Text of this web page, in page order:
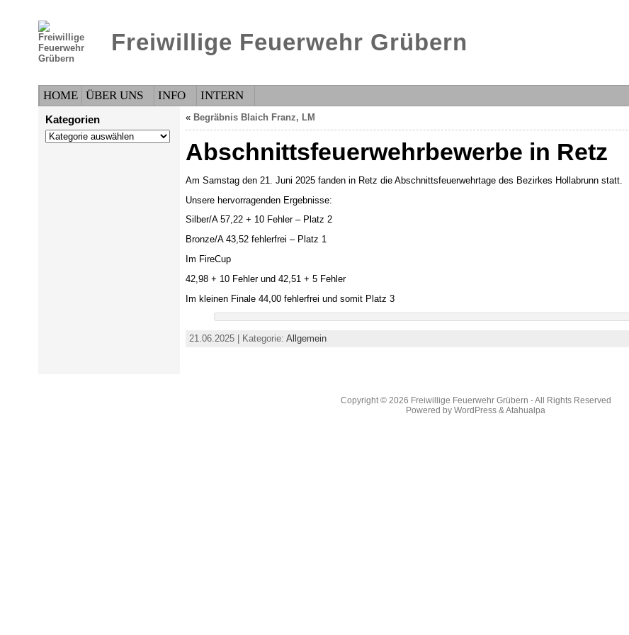
Freiwillige Feuerwehr Grübern
HOME ÜBER UNS INFO INTERN
Kategorien
Kategorien
« Begräbnis Blaich Franz, LM
Abschnittsfeuerwehrbewerbe in Retz
Am Samstag den 21. Juni 2025 fanden in Retz die Abschnittsfeuerwehrtage des Bezirkes Hollabrunn statt.
Unsere hervorragenden Ergebnisse:
Silber/A 57,22 + 10 Fehler – Platz 2
Bronze/A 43,52 fehlerfrei – Platz 1
Im FireCup
42,98 + 10 Fehler und 42,51 + 5 Fehler
Im kleinen Finale 44,00 fehlerfrei und somit Platz 3
21.06.2025 | Kategorie: Allgemein
Copyright © 2026 Freiwillige Feuerwehr Grübern - All Rights Reserved
Powered byWordPress &Atahualpa